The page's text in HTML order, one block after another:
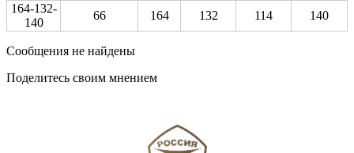
164-132-
140
66 164 132 114 140
Сообщения не найдены
Поделитесь своим мнением